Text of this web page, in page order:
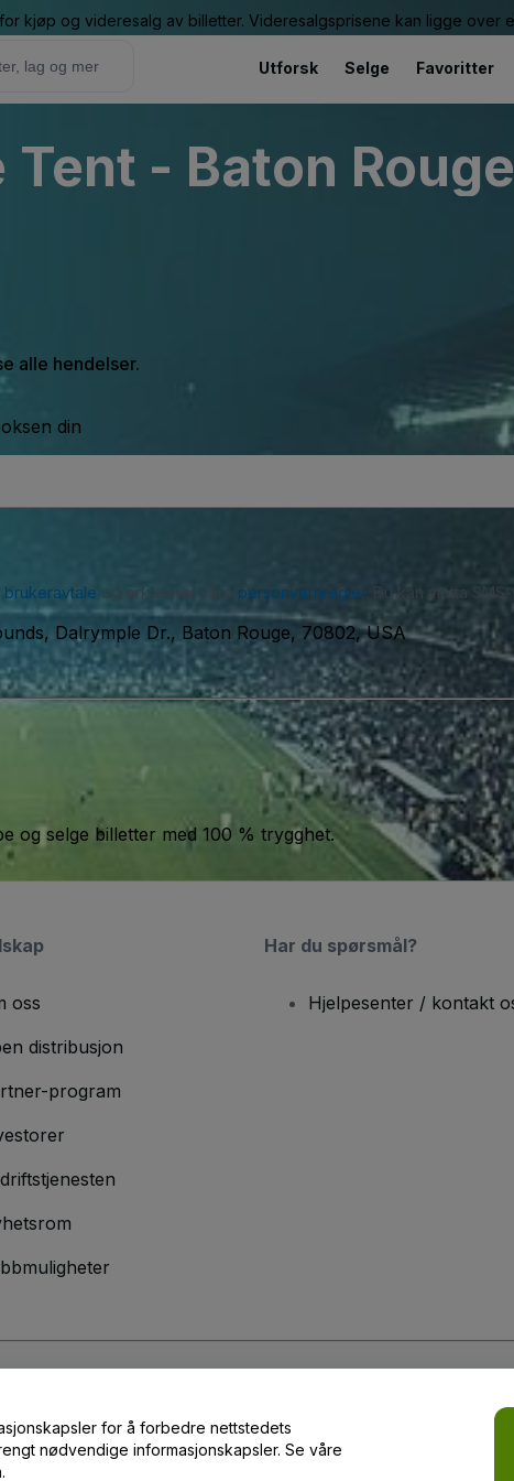
kjøp og videresalg av billetter. Videresalgsprisene kan ligge over
Utforsk Selge Favoritter
- Baton Rouge
alle hendelser.
din
brukeravtale og erkjenner våre personvernregler. Du kan motta
Dalrymple Dr., Baton Rouge, 70802, USA
og selge billetter med 100 % trygghet.
oss
distribusjon
program
Har du spørsmål?
Hjelpesenter / kontakt
Retningslinjer for
for å forbedre nettstedets
nødvendige informasjonskapsler. Se våre